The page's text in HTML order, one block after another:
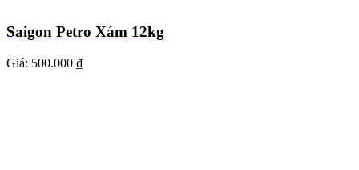
Saigon Petro Xám 12kg
Giá: 500.000 ₫